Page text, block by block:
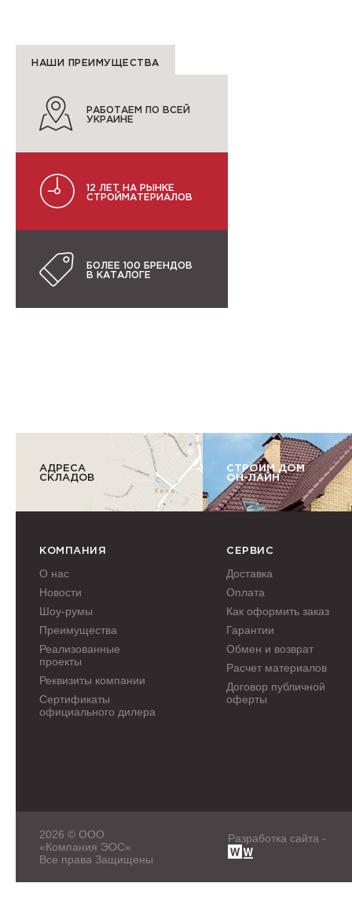
НАШИ ПРЕИМУЩЕСТВА
РАБОТАЕМ ПО ВСЕЙ
УКРАИНЕ
12 ЛЕТ НА РЫНКЕ
СТРОЙМАТЕРИАЛОВ
БОЛЕЕ 100 БРЕНДОВ
В КАТАЛОГЕ
АДРЕСА
СКЛАДОВ
СТРОИМ ДОМ
ОН-ЛАЙН
КОМПАНИЯ
О нас
Новости
Шоу-румы
Преимущества
Реализованные
проекты
Реквизиты компании
Сертификаты
официального дилера
СЕРВИС
Доставка
Оплата
Как оформить заказ
Гарантии
Обмен и возврат
Расчет материалов
Договор публичной
оферты
2026 © ООО
«Компания ЭОС»
Все права Защищены
Разработка сайта -